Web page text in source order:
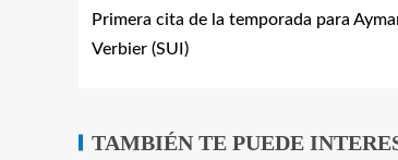
Primera cita de la temporada para
Verbier (SUI)
TAMBIÉN TE PUEDE